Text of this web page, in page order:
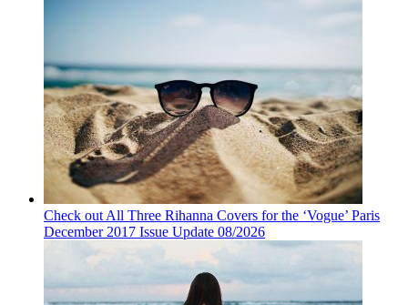
Check out All Three Rihanna Covers for the ‘Vogue’ Paris
December 2017 Issue Update 08/2026